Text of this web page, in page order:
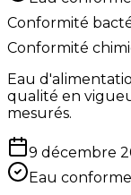
Conformité
Conformité
Eau
qualité en
mesurés.
9 décembre
Eau conforme